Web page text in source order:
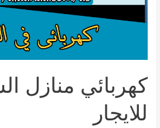
كهربائي منازل
للايجار